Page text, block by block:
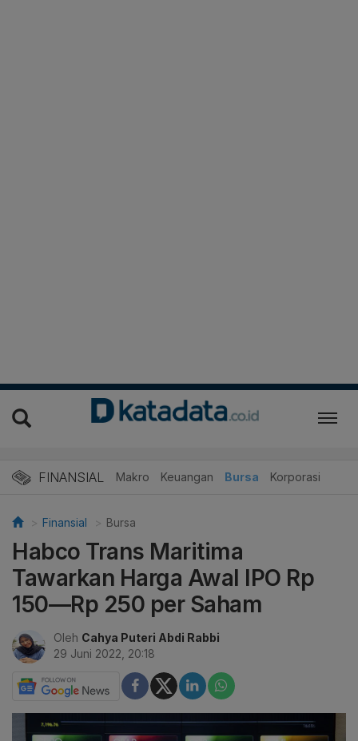
FINANSIAL Makro Keuangan Bursa Korporasi
Finansial Bursa
Habco Trans Maritima
Tawarkan Harga Awal IPO Rp
150—Rp 250 per Saham
Oleh Cahya Puteri Abdi Rabbi
29 Juni 2022, 20:18